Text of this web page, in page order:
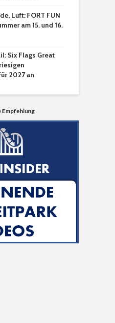
Luft: FORT FUN
am 15. und 16.
Six Flags Great
2027 an
Empfehlung